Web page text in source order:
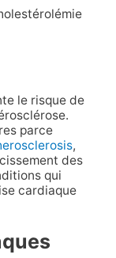
le risque de
parce
,
des
qui
cardiaque